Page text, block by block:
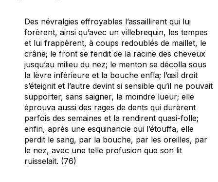
Des névralgies effroyables l’assaillirent qui lui
forèrent, ainsi qu’avec un villebrequin, les tempes
et lui frappèrent, à coups redoublés de maillet, le
crâne; le front se fendit de la racine des cheveux
jusqu’au milieu du nez; le menton se décolla sous
la lèvre inférieure et la bouche enfla; l’œil droit
s’éteignit et l’autre devint si sensible qu’il ne pouvait
supporter, sans saigner, la moindre lueur; elle
éprouva aussi des rages de dents qui durèrent
parfois des semaines et la rendirent quasi-folle;
enfin, après une esquinancie qui l’étouffa, elle
perdit le sang, par la bouche, par les oreilles, par
le nez, avec une telle profusion que son lit
ruisselait. (76)